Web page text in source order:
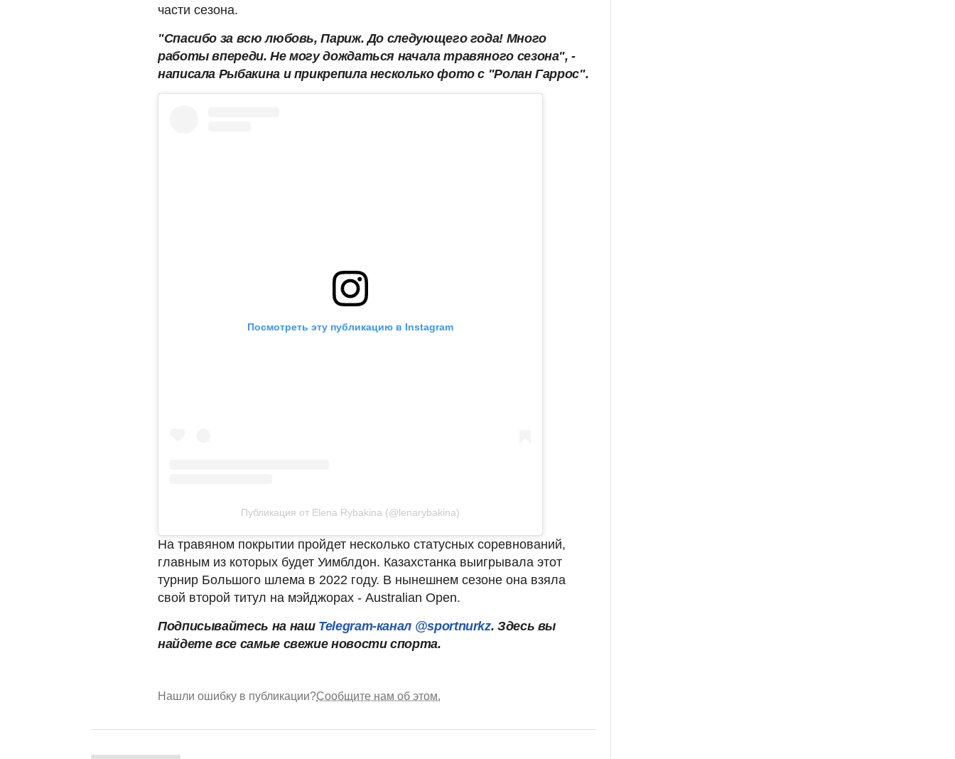
части сезона.
"Спасибо за всю любовь, Париж. До следующего года! Много
работы впереди. Не могу дождаться начала травяного сезона", -
написала Рыбакина и прикрепила несколько фото с "Ролан Гаррос".
Посмотреть эту публикацию в Instagram
Публикация от Elena Rybakina (@lenarybakina)
На травяном покрытии пройдет несколько статусных соревнований,
главным из которых будет Уимблдон. Казахстанка выигрывала этот
турнир Большого шлема в 2022 году. В нынешнем сезоне она взяла
свой второй титул на мэйджорах - Australian Open.
Подписывайтесь на наш Telegram-канал @sportnurkz. Здесь вы
найдете все самые свежие новости спорта.
Нашли ошибку в публикации?Сообщите нам об этом.